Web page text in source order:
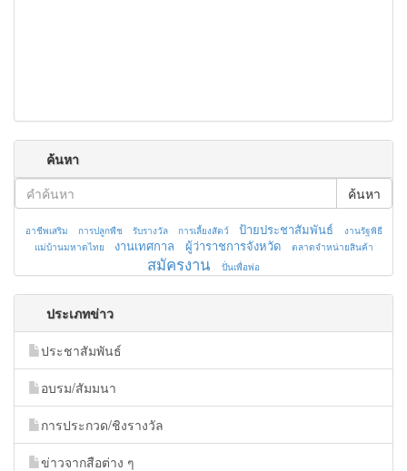
ค้นหา
ค้นหา
อาชีพเสริม การปลูกพืช รับรางวัล การเลี้ยงสัตว์ ป้ายประชาสัมพันธ์
งานรัฐพิธี
แม่บ้านมหาดไทย
งานเทศกาล ผู้ว่าราชการจังหวัด ตลาดจำหน่ายสินค้า
สมัครงาน ปั่นเพื่อพ่อ
ประเภทข่าว
ประชาสัมพันธ์
อบรม/สัมมนา
การประกวด/ชิงรางวัล
ข่าวจากสือต่าง ๆ